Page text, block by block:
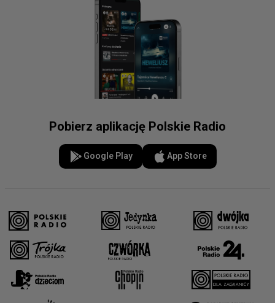
Pobierz aplikację Polskie Radio
Google Play App Store